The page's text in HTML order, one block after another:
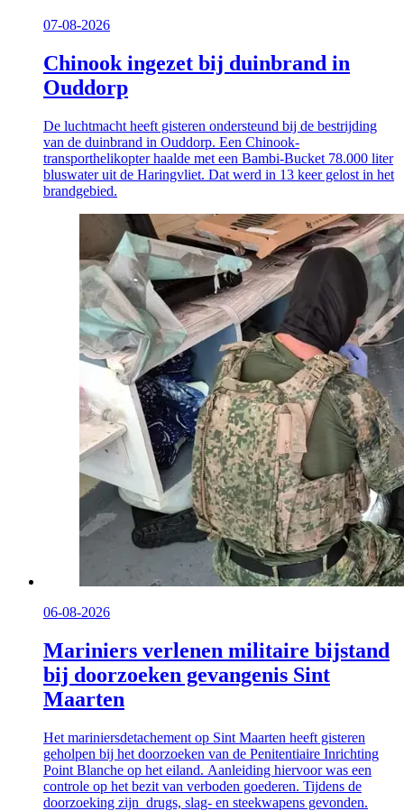
07-08-2026
Chinook ingezet bij duinbrand in
Ouddorp
De luchtmacht heeft gisteren ondersteund bij de bestrijding
van de duinbrand in Ouddorp. Een Chinook-
transporthelikopter haalde met een Bambi-Bucket 78.000 liter
bluswater uit de Haringvliet. Dat werd in 13 keer gelost in het
brandgebied.
06-08-2026
Mariniers verlenen militaire bijstand
bij doorzoeken gevangenis Sint
Maarten
Het mariniersdetachement op Sint Maarten heeft gisteren
geholpen bij het doorzoeken van de Penitentiaire Inrichting
Point Blanche op het eiland. Aanleiding hiervoor was een
controle op het bezit van verboden goederen. Tijdens de
doorzoeking zijn drugs, slag- en steekwapens gevonden.